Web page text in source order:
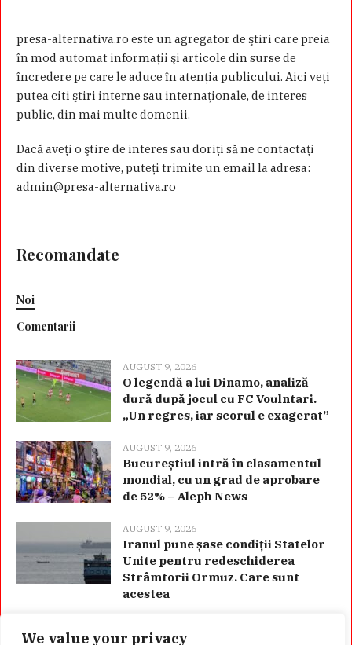
We value your privacy
presa-alternativa.ro este un agregator de ştiri care preia
în mod automat informaţii şi articole din surse de
încredere pe care le aduce în atenţia publicului. Aici veţi
putea citi ştiri interne sau internaţionale, de interes
public, din mai multe domenii.
Dacă aveţi o ştire de interes sau doriţi să ne contactaţi
din diverse motive, puteţi trimite un email la adresa:
admin@presa-alternativa.ro
Recomandate
Noi
Comentarii
AUGUST 9, 2026
O legendă a lui Dinamo, analiză
dură după jocul cu FC Voulntari.
„Un regres, iar scorul e exagerat”
AUGUST 9, 2026
Bucureștiul intră în clasamentul
mondial, cu un grad de aprobare
de 52% – Aleph News
AUGUST 9, 2026
Iranul pune șase condiții Statelor
Unite pentru redeschiderea
Strâmtorii Ormuz. Care sunt
acestea